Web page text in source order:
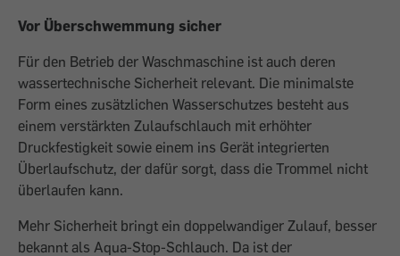
Vor Überschwemmung sicher
Für den Betrieb der Waschmaschine ist auch deren
wassertechnische Sicherheit ­relevant. Die minimalste
Form eines zusätzlichen Wasserschutzes besteht aus
einem verstärkten Zulaufschlauch mit erhöhter
Druckfestigkeit sowie einem ins Gerät integrierten
Überlaufschutz, der dafür sorgt, dass die Trommel nicht
überlaufen kann.
Mehr Sicherheit bringt ein doppelwandiger Zulauf, besser
bekannt als Aqua-Stop-Schlauch. Da ist der